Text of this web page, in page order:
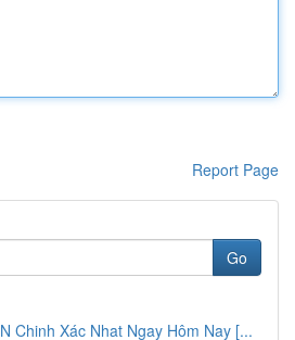
Report Page
Go
Chinh Xác Nhat Ngay Hôm Nay [...